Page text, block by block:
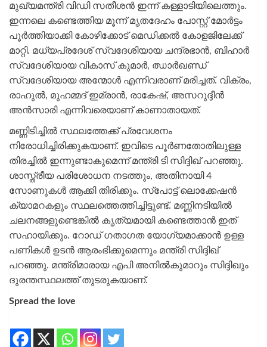
മുഖ്യമന്ത്രി വിഡി സതീശന്‍ ഇന്ന് കള്ളാടിയിലെത്തും.
ഇന്നലെ കണ്ടെത്തിയ മൂന്ന് മൃതദേഹം പോസ്റ്റ് മോര്‍ട്ടം
പൂര്‍ത്തിയാക്കി കോഴിക്കോട് മെഡിക്കല്‍ കോളജിലേക്ക്
മാറ്റി. മധ്യപ്രദേശ് സ്വദേശിയായ ചന്ദ്രഭാന്‍, ബിഹാര്‍
സ്വദേശിയായ വികാസ് കുമാര്‍, ഝാര്‍ഖണ്ഡ്
സ്വദേശിയായ അന്മോള്‍ എന്നിവരാണ് മരിച്ചത്. വിക്രം,
രാഹുല്‍, മുഹമ്മദ് ഇമ്രാന്‍, രാകേഷ്, അസറുദ്ദീന്‍
അന്‍സാരി എന്നിവരെയാണ് കാണാതായത്.
മണ്ണിടിച്ചില്‍ സ്ഥലത്തേക്ക് പ്രവേശനം
നിരോധിച്ചിരിക്കുകയാണ്. ഇവിടെ പൂര്‍ണതോതിലുള്ള
തിരച്ചില്‍ ഇന്നുണ്ടാകുമെന്ന് മന്ത്രി ടി സിദ്ദിഖ് പറഞ്ഞു.
ശാസ്ത്രീയ പരിശോധന നടത്തും, അതിനായി 4
സോണുകള്‍ ആക്കി തിരിക്കും. സ്‌പോട്ട് ലൊക്കേഷന്‍
ക്യാമറകളും സ്ഥലത്തെത്തിച്ചിട്ടുണ്ട്. മണ്ണിനടിയില്‍
ചലനങ്ങളുണ്ടെങ്കില്‍ കൃത്യമായി കണ്ടെത്താന്‍ ഇത്
സഹായിക്കും. റോഡ് ഗതാഗത യോഗ്യമാക്കാന്‍ ഉള്ള
പണികള്‍ ഉടന്‍ ആരംഭിക്കുമെന്നും മന്ത്രി സിദ്ദിഖ്
പറഞ്ഞു. മന്ത്രിമാരായ എപി അനില്‍കുമാറും സിദ്ദിഖും
ദുരന്തസ്ഥലത്ത് തുടരുകയാണ്.
Spread the love